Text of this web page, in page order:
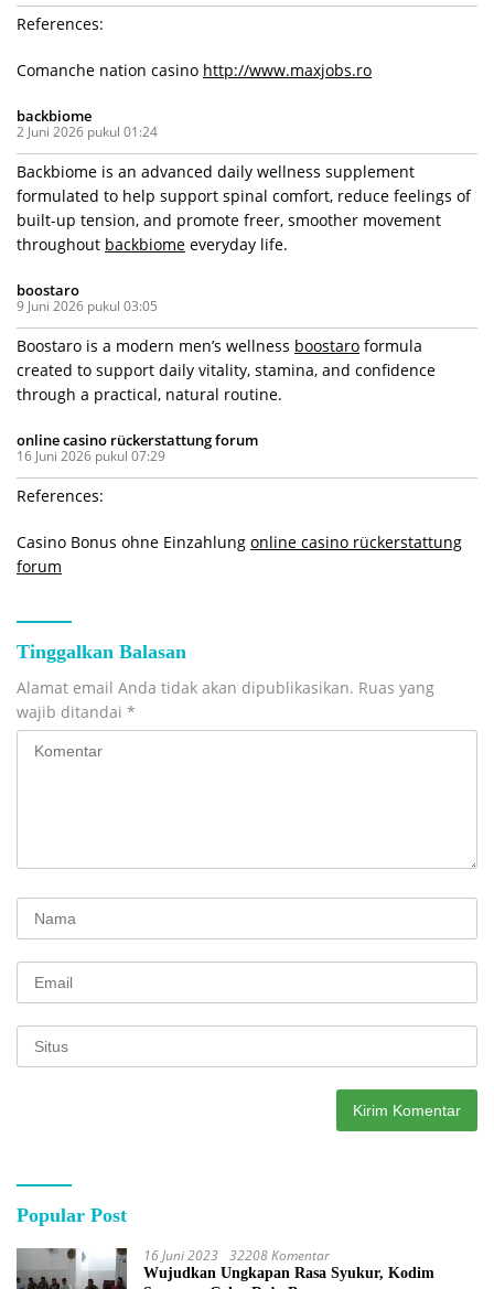
References:
Comanche nation casino http://www.maxjobs.ro
backbiome
2 Juni 2026 pukul 01:24
Backbiome is an advanced daily wellness supplement
formulated to help support spinal comfort, reduce feelings of
built-up tension, and promote freer, smoother movement
throughout backbiome everyday life.
boostaro
9 Juni 2026 pukul 03:05
Boostaro is a modern men’s wellness boostaro formula
created to support daily vitality, stamina, and confidence
through a practical, natural routine.
online casino rückerstattung forum
16 Juni 2026 pukul 07:29
References:
Casino Bonus ohne Einzahlung online casino rückerstattung
forum
Tinggalkan Balasan
Alamat email Anda tidak akan dipublikasikan. Ruas yang
wajib ditandai *
Popular Post
16 Juni 2023 32208 Komentar
Wujudkan Ungkapan Rasa Syukur, Kodim